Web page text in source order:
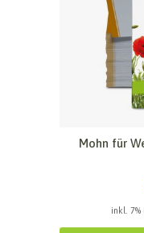
Mohn für
inkl.